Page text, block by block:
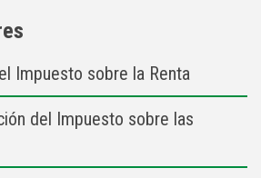
Impuesto sobre la Renta
del Impuesto sobre las